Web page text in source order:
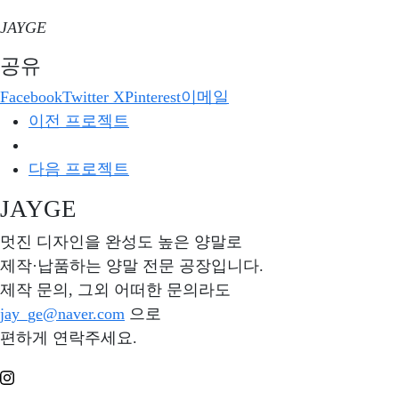
JAYGE
공유
FacebookTwitter XPinterest이메일
이전 프로젝트
다음 프로젝트
JAYGE
멋진 디자인을 완성도 높은 양말로
제작·납품하는 양말 전문 공장입니다.
제작 문의, 그외 어떠한 문의라도
jay_ge@naver.com 으로
편하게 연락주세요.